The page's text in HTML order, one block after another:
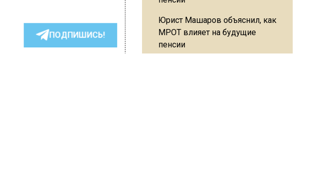
ПОДПИШИСЬ!
Юрист Машаров объяснил, как
МРОТ влияет на будущие
пенсии